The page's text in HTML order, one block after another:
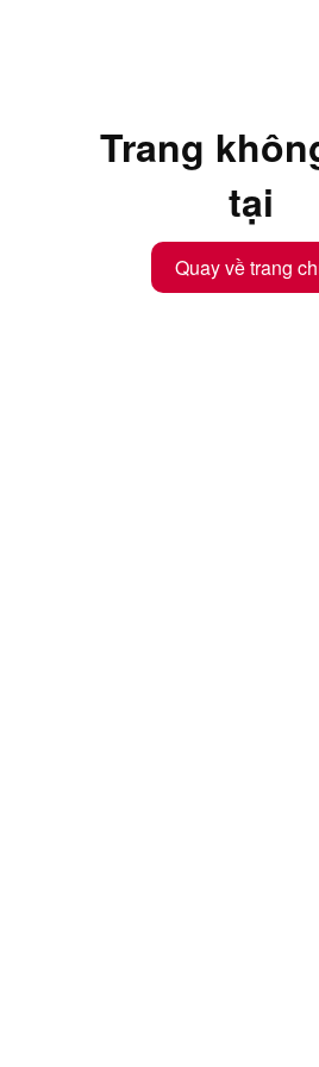
Trang
tại
Quay về trang